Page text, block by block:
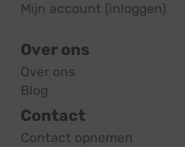
Mijn account (inloggen)
Over ons
Over ons
Blog
Contact
Contact opnemen